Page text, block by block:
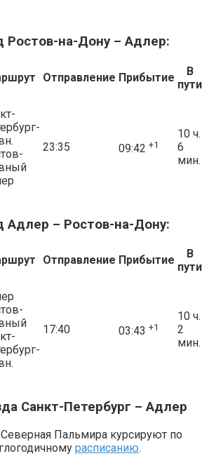
Ростов-на-Дону – Адлер:
Отправление Прибытие
В
пути
23:35 09:42 +1
10 ч.
6
мин.
Адлер – Ростов-на-Дону:
Отправление Прибытие
В
пути
17:40 03:43 +1
10 ч.
2
мин.
Санкт-Петербург – Адлер
Пальмира курсируют по
расписанию.